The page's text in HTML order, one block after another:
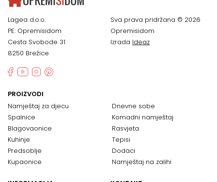
Lagea d.o.o.
PE: Opremisidom
Cesta Svobode 31
8250 Brežice
Sva prava pridržana © 2026
Opremisidom
Izrada Ideaz
PROIZVODI
Namještaj za djecu
Spalnice
Blagovaonice
Kuhinje
Predsoblje
Kupaonice
Dnevne sobe
Komadni namještaj
Rasvjeta
Tepisi
Dodaci
Namještaj na zalihi